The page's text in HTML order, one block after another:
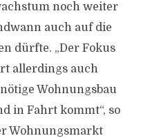
noch weiter
auch auf die
dürfte. „Der Fokus
allerdings auch
Wohnungsbau
in Fahrt kommt“, so
Wohnungsmarkt